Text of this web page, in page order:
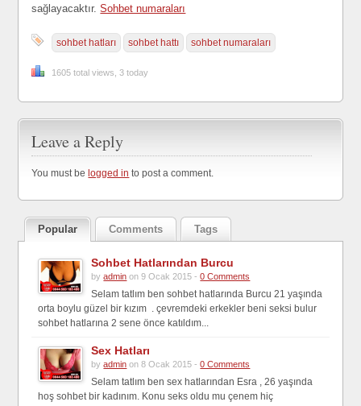
sağlayacaktır.Sohbet numaraları
sohbet hatları sohbet hattı sohbet numaraları
1605 total views, 3 today
Leave a Reply
You must be logged in to post a comment.
Popular Comments Tags
Sohbet Hatlarından Burcu
byadmin on 9 Ocak 2015 -0 Comments
Selam tatlım ben sohbet hatlarında Burcu 21 yaşında
orta boylu güzel bir kızım . çevremdeki erkekler beni seksi bulur
sohbet hatlarına 2 sene önce katıldım...
Sex Hatları
byadmin on 8 Ocak 2015 -0 Comments
Selam tatlım ben sex hatlarından Esra , 26 yaşında
hoş sohbet bir kadınım. Konu seks oldu mu çenem hiç